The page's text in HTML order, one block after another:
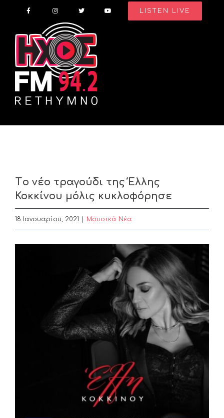
content
LISTEN LIVE
Tο νέο τραγούδι της Έλλης
Κοκκίνου μόλις κυκλοφόρησε
18 Ιανουαρίου, 2021 Μουσικά Νέα